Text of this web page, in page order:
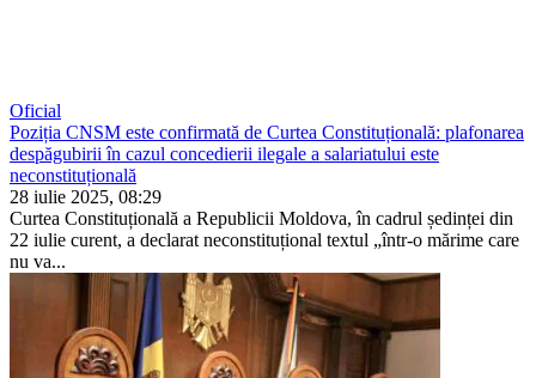
Oficial
Poziția CNSM este confirmată de Curtea Constituțională: plafonarea
despăgubirii în cazul concedierii ilegale a salariatului este
neconstituțională
28 iulie 2025, 08:29
Curtea Constituțională a Republicii Moldova, în cadrul ședinței din
22 iulie curent, a declarat neconstituțional textul „într-o mărime care
nu va...